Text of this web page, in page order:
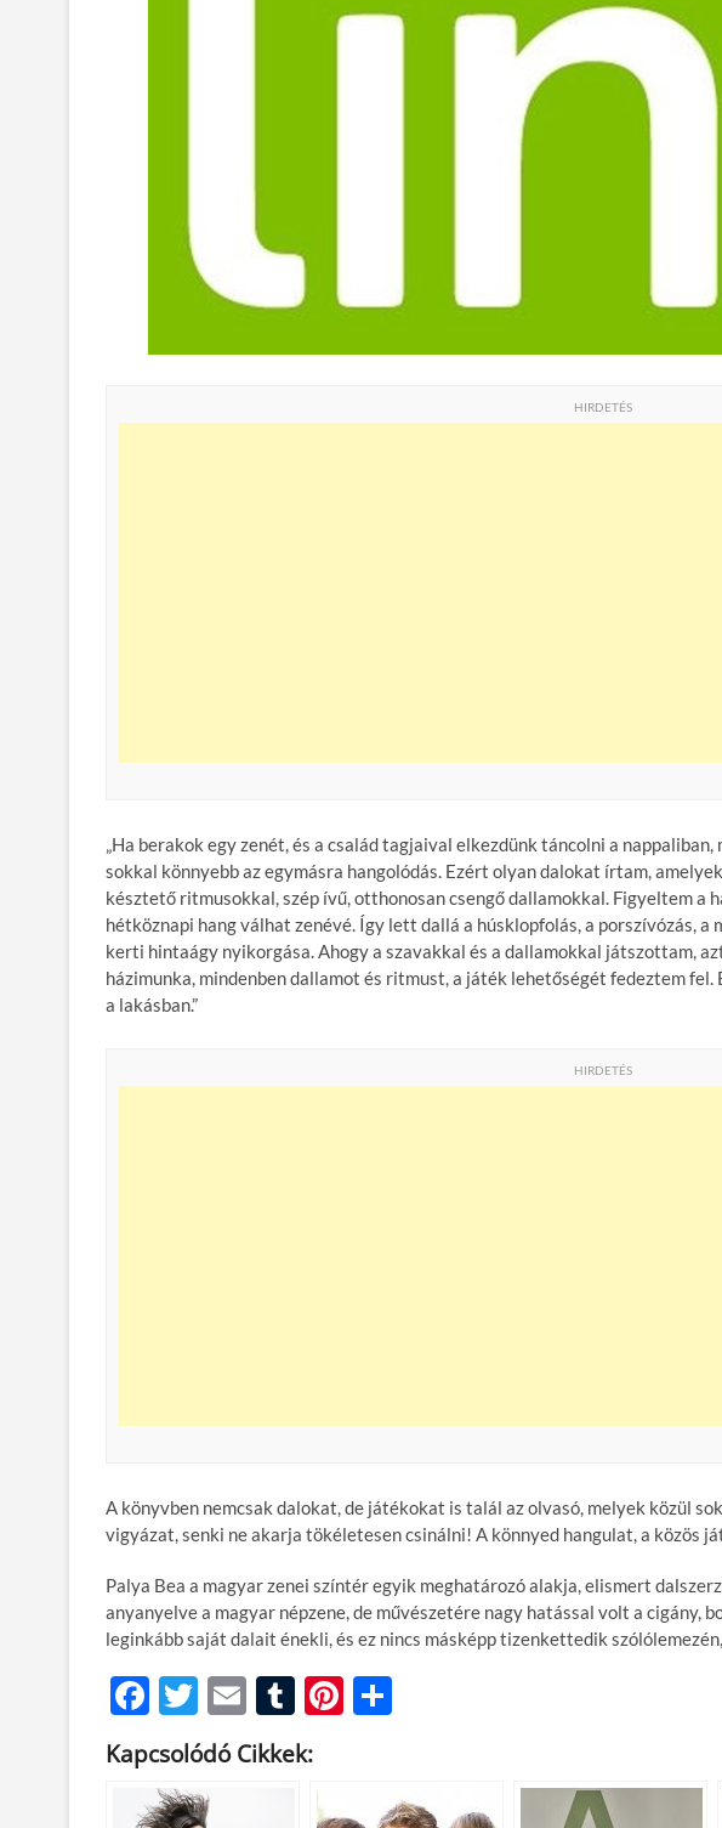
HIRDETÉS
„Ha berakok egy zenét, és a család tagjaival elkezdünk táncolni a
sokkal könnyebb az egymásra hangolódás. Ezért olyan dalokat írtam,
késztető ritmusokkal, szép ívű, otthonosan csengő dallamokkal. Figyeltem a
hétköznapi hang válhat zenévé. Így lett dallá a húsklopfolás, a porszívózás, a
kerti hintaágy nyikorgása. Ahogy a szavakkal és a dallamokkal játszottam,
házimunka, mindenben dallamot és ritmust, a játék lehetőségét fedeztem
a lakásban.”
HIRDETÉS
A könyvben nemcsak dalokat, de játékokat is talál az olvasó, melyek közül
vigyázat, senki ne akarja tökéletesen csinálni! A könnyed hangulat, a közös
Palya Bea a magyar zenei színtér egyik meghatározó alakja, elismert
anyanyelve a magyar népzene, de művészetére nagy hatással volt a cigány,
leginkább saját dalait énekli, és ez nincs másképp tizenkettedik
F
ac
e
b
T
w
itt
er
E
m
ail
T
u
m
bl
Pi
es m
Kapcsolódó Cikkek: